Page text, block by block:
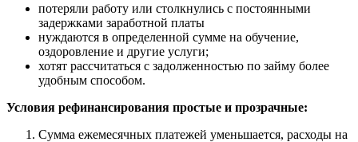
потеряли работу или столкнулись с постоянными
задержками заработной платы
нуждаются в определенной сумме на обучение,
оздоровление и другие услуги;
хотят рассчитаться с задолженностью по займу более
удобным способом.
Условия рефинансирования простые и прозрачные:
Сумма ежемесячных платежей уменьшается, расходы на